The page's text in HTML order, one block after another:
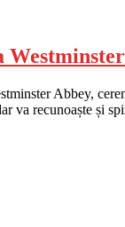
Abbey,
va recunoaște și